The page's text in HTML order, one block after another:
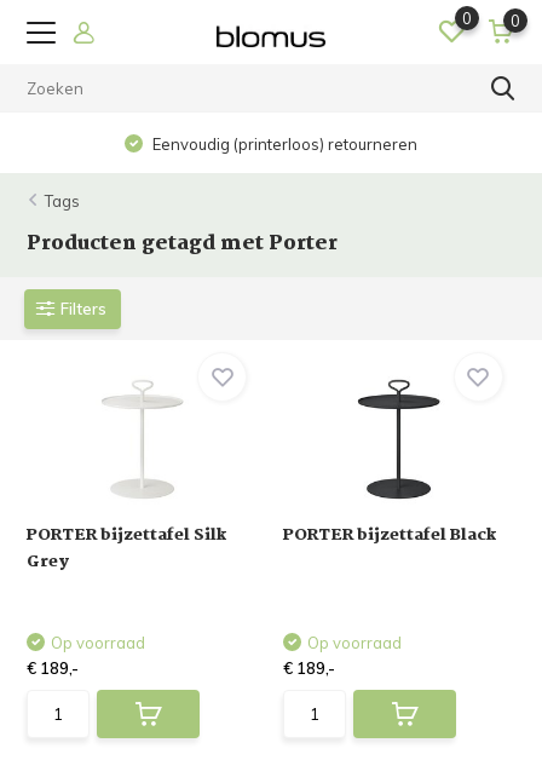
0 0
Eenvoudig (printerloos) retourneren
Tags
Producten getagd met Porter
Filters
PORTER bijzettafel Silk
Grey
Op voorraad
€ 189,-
PORTER bijzettafel Black
Op voorraad
€ 189,-